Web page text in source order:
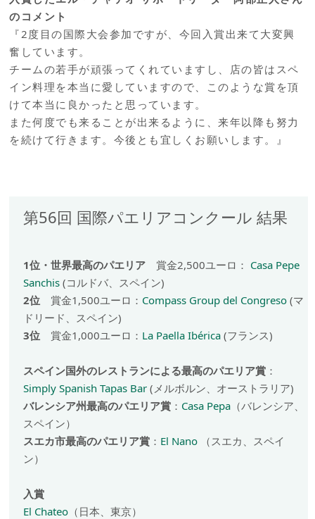
のコメント
『2度目の国際大会参加ですが、今回入賞出来て大変興
奮しています。
チームの若手が頑張ってくれていますし、店の皆はスペ
イン料理を本当に愛していますので、このような賞を頂
けて本当に良かったと思っています。
また何度でも来ることが出来るように、来年以降も努力
を続けて行きます。今後とも宜しくお願いします。』
第56回 国際パエリアコンクール 結果
1位・世界最高のパエリア 賞金2,500ユーロ： Casa Pepe
Sanchis (コルドバ、スペイン)
2位 賞金1,500ユーロ： Compass Group del Congreso (マ
ドリード、スペイン)
3位 賞金1,000ユーロ： La Paella Ibérica (フランス)
スペイン国外のレストランによる最高のパエリア賞 ：
Simply Spanish Tapas Bar (メルボルン、オーストラリア)
バレンシア州最高のパエリア賞 ： Casa Pepa （バレンシア、
スペイン）
スエカ市最高のパエリア賞 ： El Nano （スエカ、スペイ
ン）
入賞
El Chateo （日本、東京）